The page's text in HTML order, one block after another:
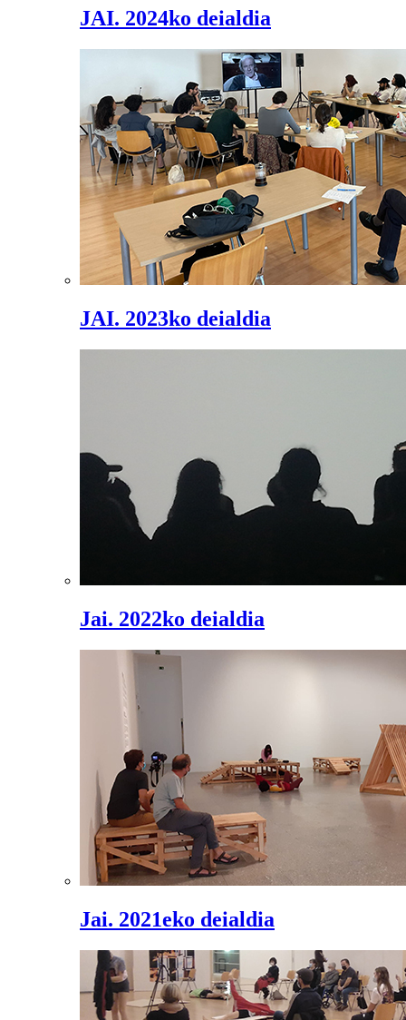
JAI. 2024ko deialdia
JAI. 2023ko deialdia
Jai. 2022ko deialdia
Jai. 2021eko deialdia